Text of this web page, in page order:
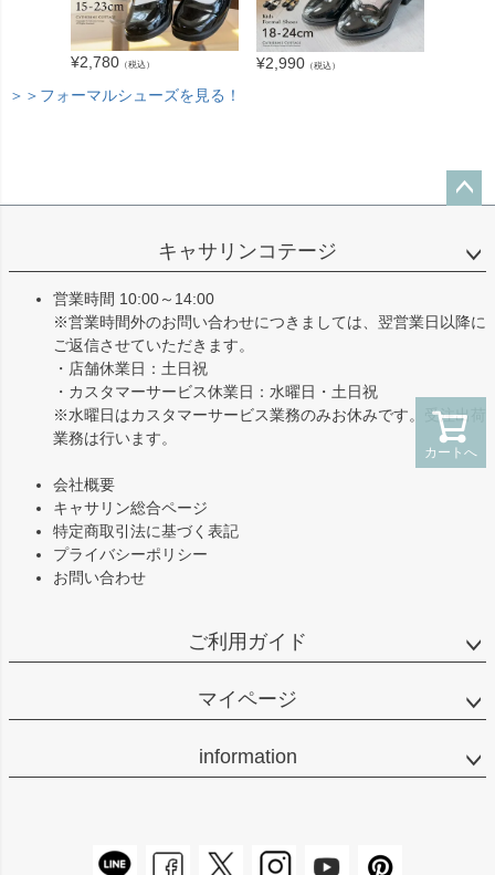
カートへ
¥2,780 （税込） ¥2,990 （税込）
＞＞フォーマルシューズを見る！
ップ
キャサリンコテージ
営業時間 10:00～14:00
※営業時間外のお問い合わせにつきましては、翌営業日以降に
ご返信させていただきます。
・店舗休業日：土日祝
・カスタマーサービス休業日：水曜日・土日祝
※水曜日はカスタマーサービス業務のみお休みです。受注出荷
業務は行います。
会社概要
キャサリン総合ページ
特定商取引法に基づく表記
プライバシーポリシー
お問い合わせ
ご利用ガイド
マイページ
information